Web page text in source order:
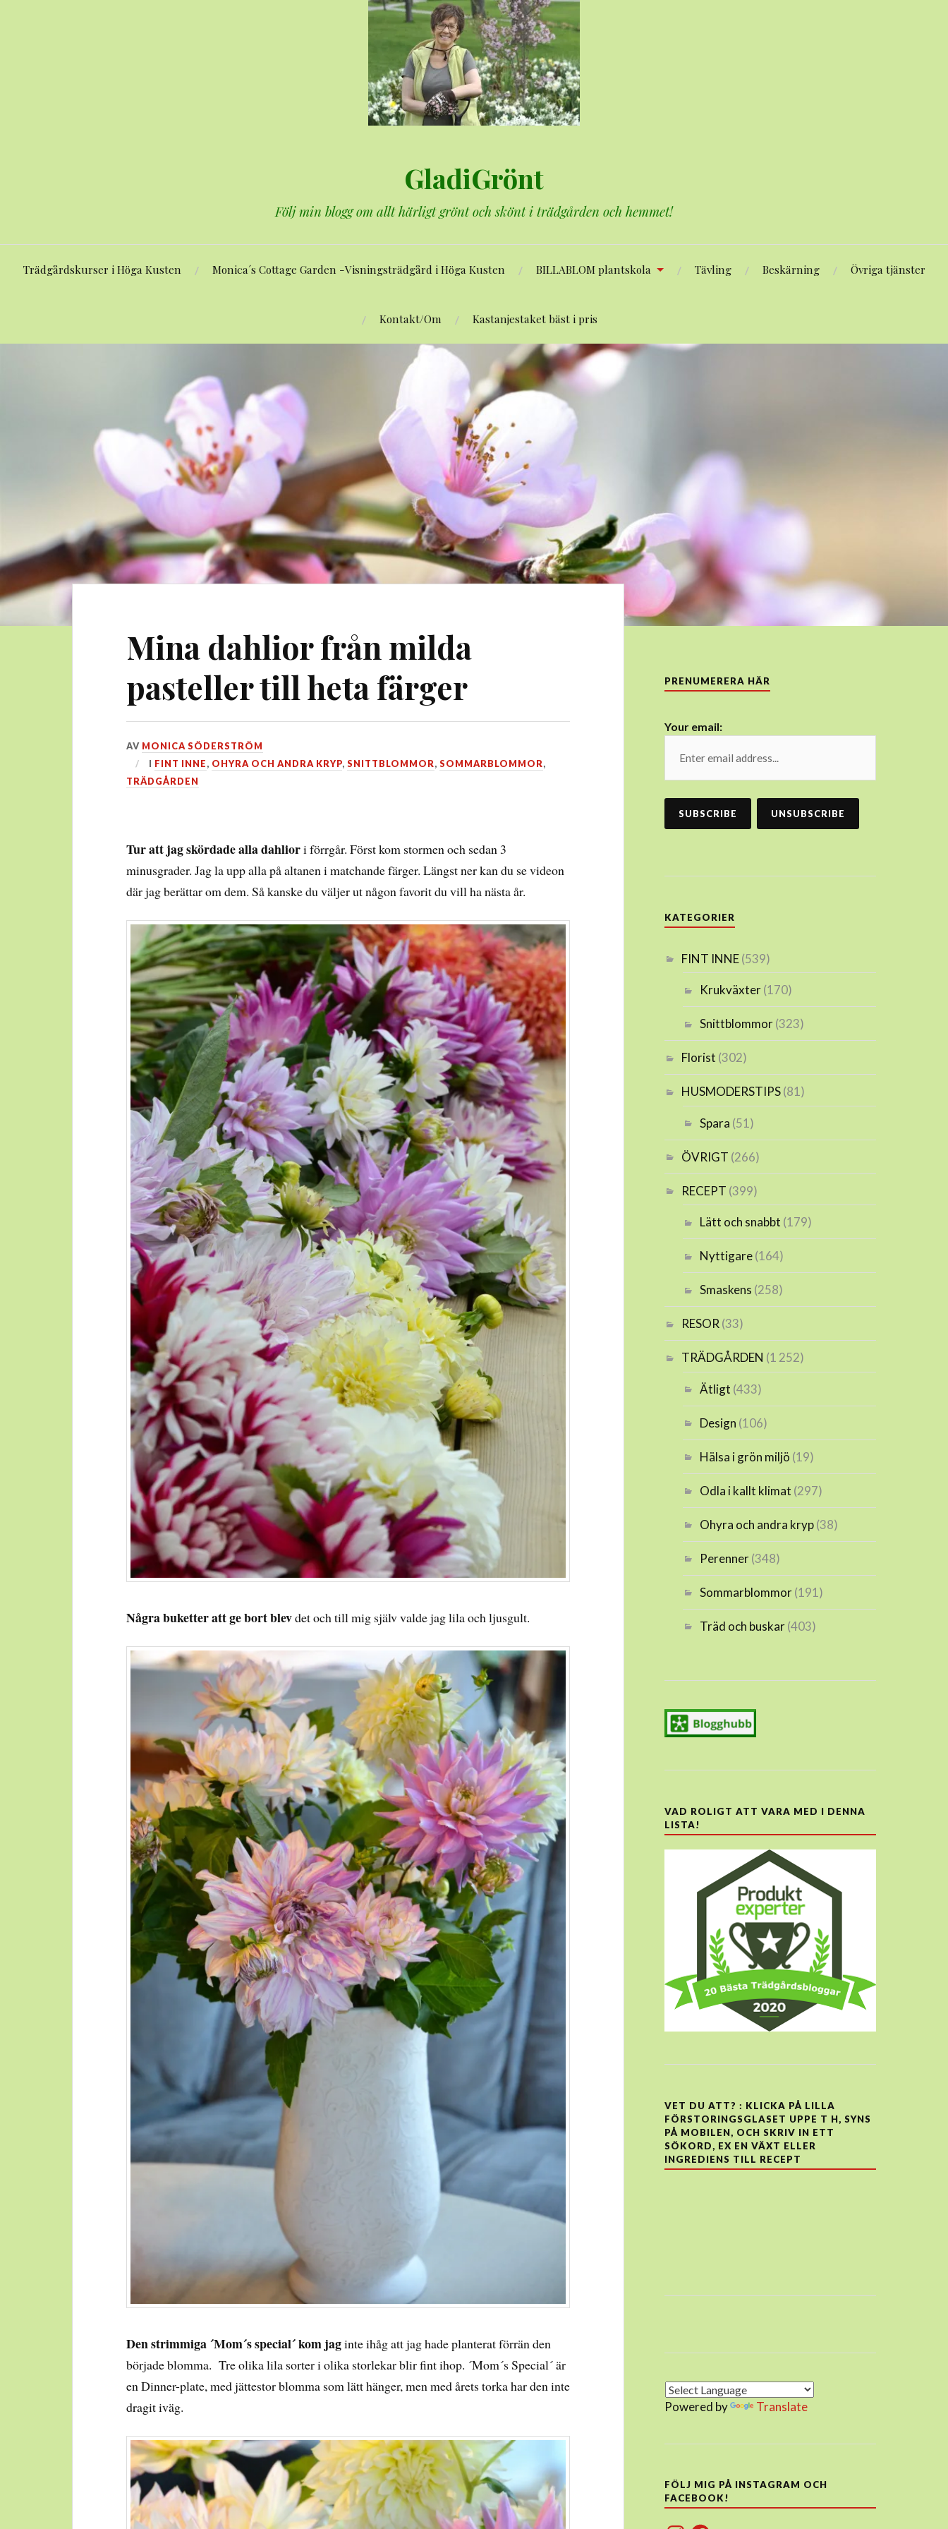
GladiGrönt
Följ min blogg om allt härligt grönt och skönt i trädgården och hemmet!
Trädgårdskurser i Höga Kusten Monica´s Cottage Garden -Visningsträdgård i Höga Kusten BILLABLOM plantskola Tävling Beskärning Övriga tjänster
Kontakt/Om Kastanjestaket bäst i pris
Mina dahlior från milda
pasteller till heta färger
DEN
30
SEPTEMBER,
AV MONICA SÖDERSTRÖM
I FINT INNE, OHYRA OCH ANDRA KRYP, SNITTBLOMMOR, SOMMARBLOMMOR,
TRÄDGÅRDEN
Tur att jag skördade alla dahliori förrgår. Först kom stormen och sedan 3
minusgrader. Jag la upp alla på altanen i matchande färger. Längst ner kan du se videon
där jag berättar om dem. Så kanske du väljer ut någon favorit du vill ha nästa år.
Några buketter att ge bort blevdet och till mig själv valde jag lila och ljusgult.
Den strimmiga ´Mom´s special´ kom jaginte ihåg att jag hade planterat förrän den
började blomma. Tre olika lila sorter i olika storlekar blir fint ihop. ´Mom´s Special´ är
en Dinner-plate, med jättestor blomma som lätt hänger, men med årets torka har den inte
dragit iväg.
PRENUMERERA HÄR
Your email:
KATEGORIER
FINT INNE(539)
Krukväxter(170)
Snittblommor(323)
Florist (302)
HUSMODERSTIPS(81)
Spara (51)
ÖVRIGT (266)
RECEPT (399)
Lätt och snabbt (179)
Nyttigare(164)
Smaskens (258)
RESOR (33)
TRÄDGÅRDEN (1 252)
Ätligt (433)
Design (106)
Hälsa i grön miljö (19)
Odla i kallt klimat (297)
Ohyra och andra kryp(38)
Perenner(348)
Sommarblommor(191)
Träd och buskar(403)
VAD ROLIGT ATT VARA MED I DENNA
LISTA!
VET DU ATT? : KLICKA PÅ LILLA
FÖRSTORINGSGLASET UPPE T H, SYNS
PÅ MOBILEN, OCH SKRIV IN ETT
SÖKORD, EX EN VÄXT ELLER
INGREDIENS TILL RECEPT
Powered by Translate
FÖLJ MIG PÅ INSTAGRAM OCH
FACEBOOK!